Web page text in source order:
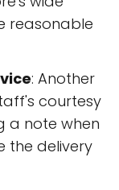
reasonable
: Another
courtesy
a note when
the delivery